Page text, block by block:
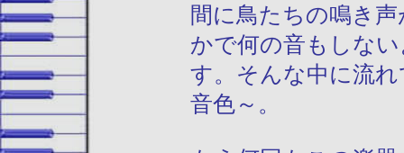
間に鳥たちの鳴き
かで何の音もしな
す。そんな中に流
音色～。